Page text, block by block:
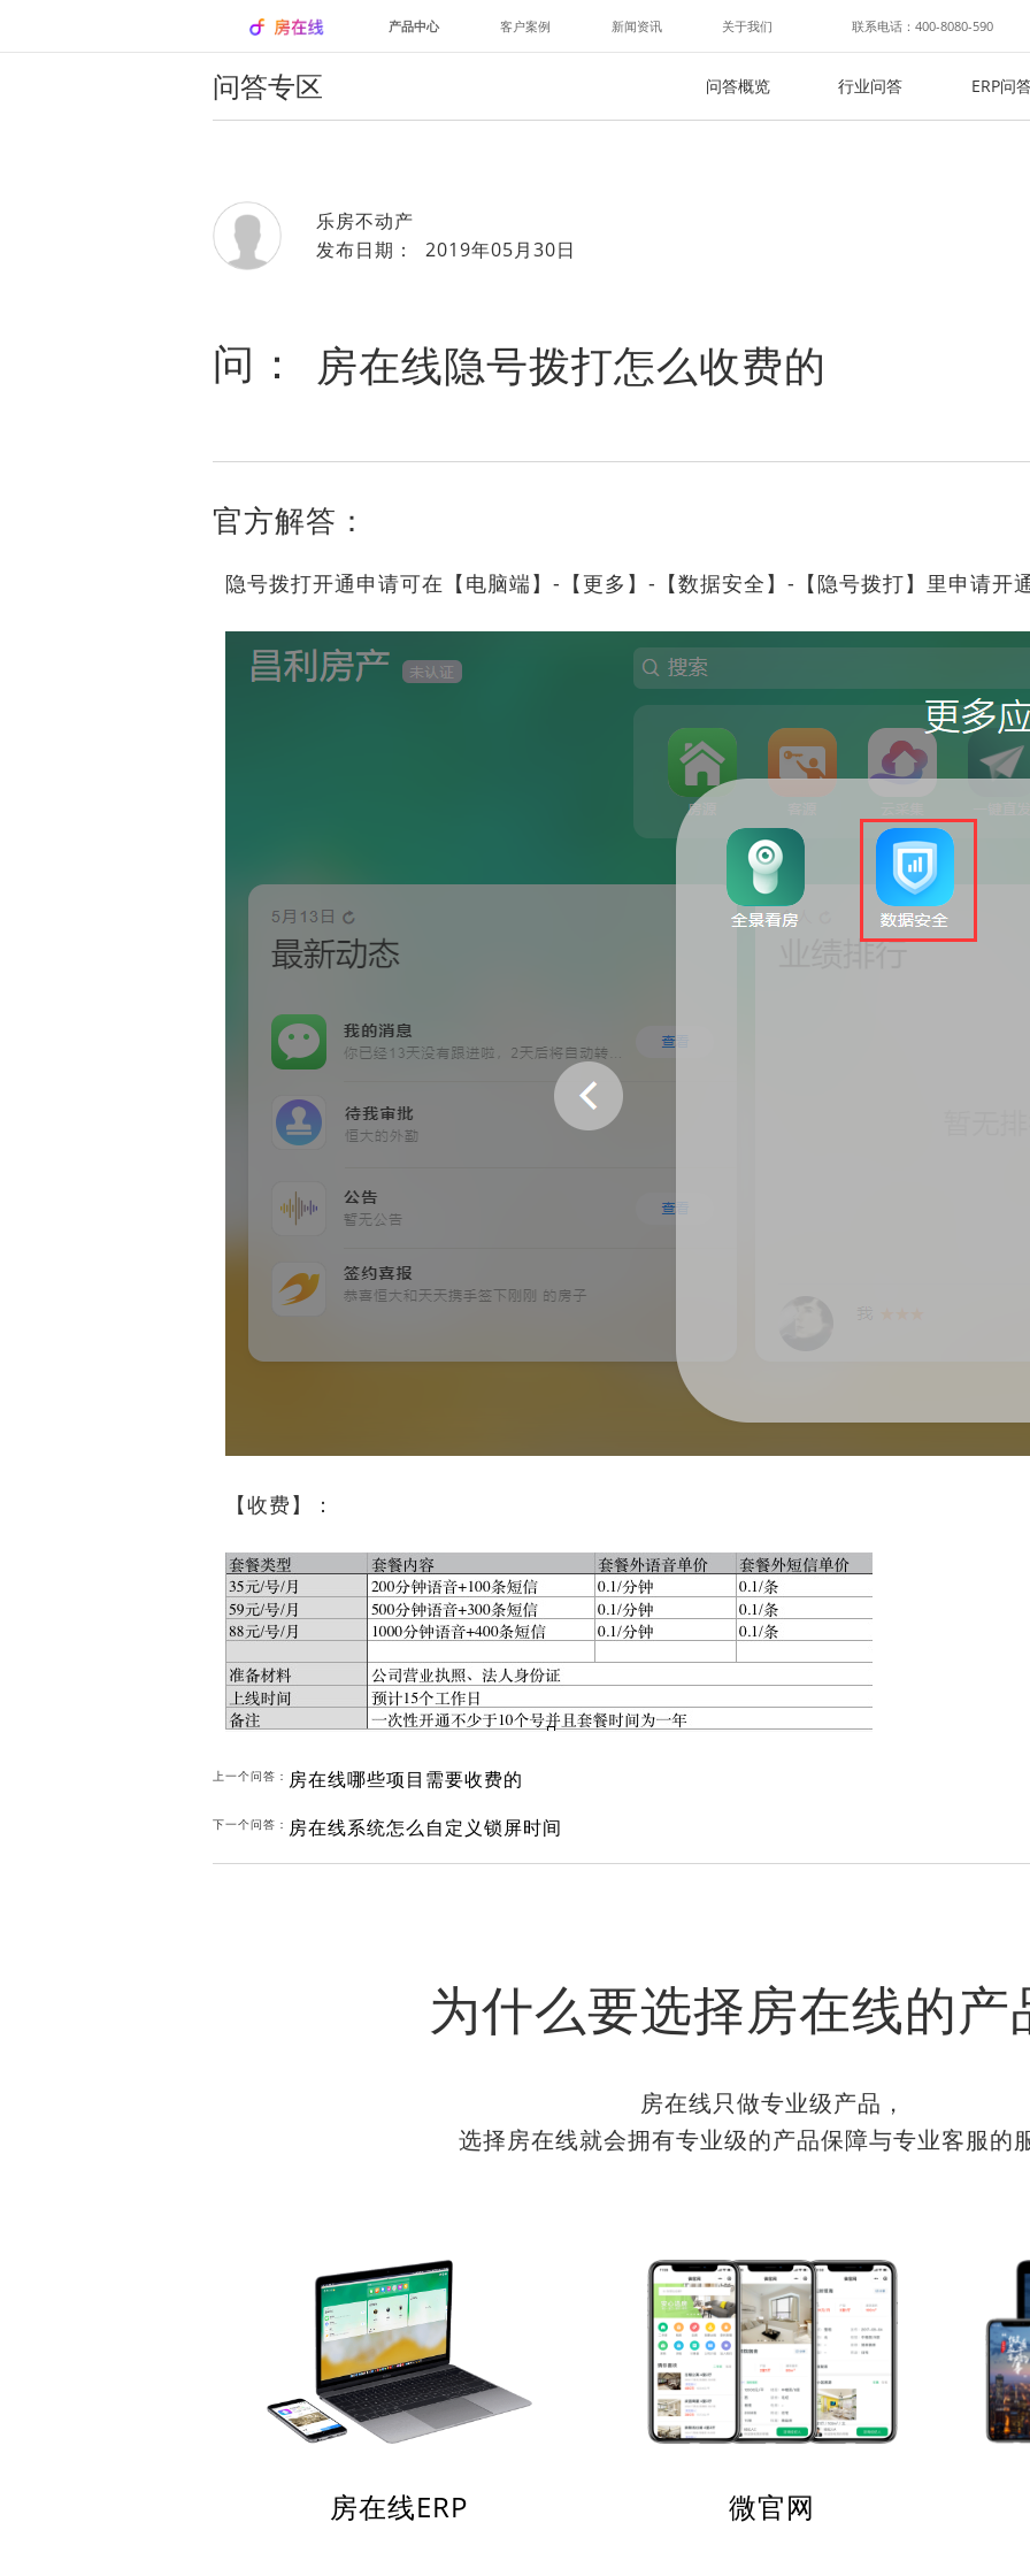
产品中心 客户案例 新闻资讯 关于我们 联系电话：400-8080-590
问答专区 问答概览 行业问答 ERP问
乐房不动产
发布日期： 2019年05月30日
问： 房在线隐号拨打怎么收费的
官方解答：
隐号拨打开通申请可在【电脑端】-【更多】-【数据安全】-【隐号拨打】里申请开
【收费】：
上一个问答： 房在线哪些项目需要收费的
下一个问答： 房在线系统怎么自定义锁屏时间
为什么要选择房在线的产
房在线只做专业级产品，
选择房在线就会拥有专业级的产品保障与专业客服的
房在线ERP 微官网